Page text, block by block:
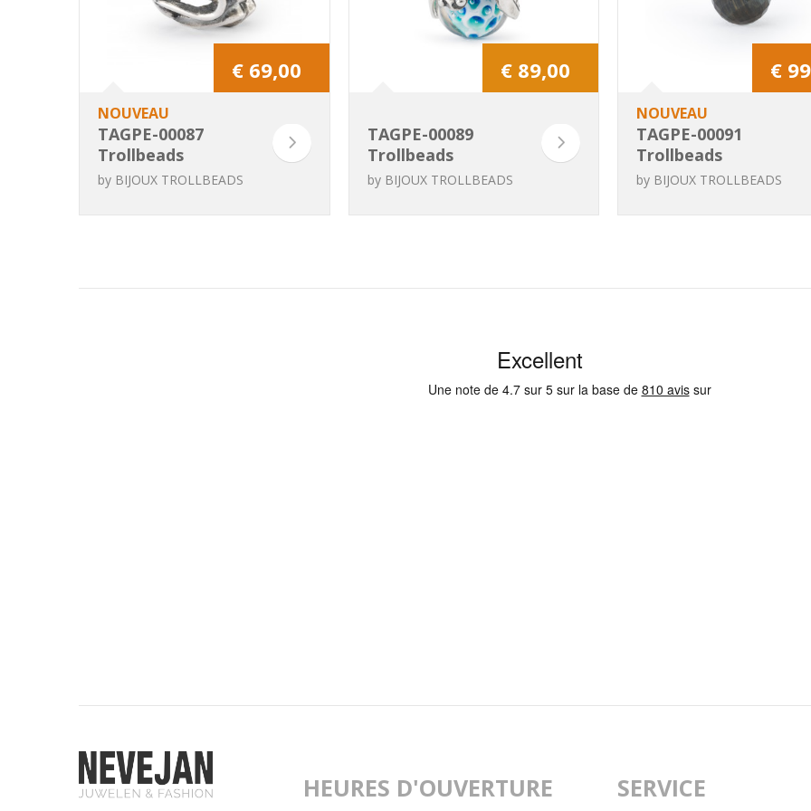
€ 69,00
NOUVEAU
TAGPE-00087
Trollbeads
Amoureux
by BIJOUX TROLLBEADS
€ 89,00
TAGPE-00089
Trollbeads
Pendentif de
by BIJOUX TROLLBEADS
€
NOUVEAU
TAGPE-00091
Trollbeads
Pendentif Tigre
by BIJOUX TROLLBEADS
HEURES D'OUVERTURE SERVICE